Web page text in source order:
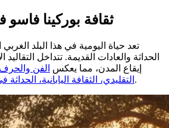
ثقافة بوركينا فاسو
تعد حياة اليومية في هذا البلد
الحداثة والعادات القديمة. تتداخل
إيقاع المدن، مما يعكس الفن والحرف
التقليدي، الثقافة اليابانية، الحداثة .